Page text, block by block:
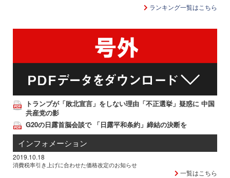
ランキング一覧はこちら
トランプが「敗北宣言」をしない理由「不正選挙」疑惑に 中国
共産党の影
G20の日露首脳会談で 「日露平和条約」締結の決断を
インフォメーション
2019.10.18
消費税率引き上げに合わせた価格改定のお知らせ
一覧はこちら